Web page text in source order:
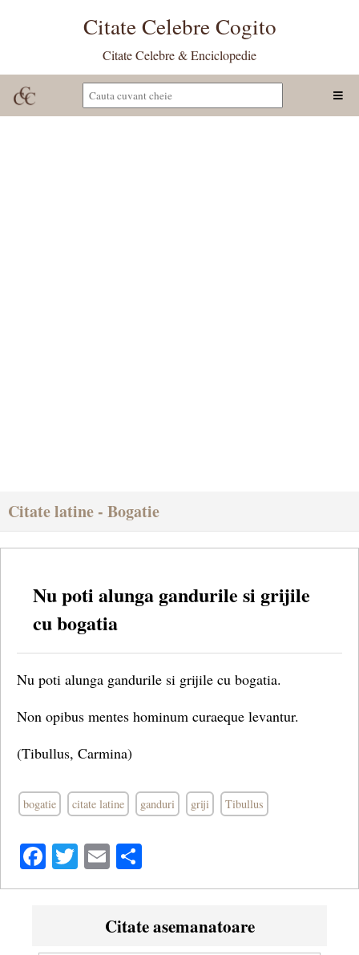
Citate Celebre Cogito
Citate Celebre & Enciclopedie
Citate latine - Bogatie
Nu poti alunga gandurile si grijile
cu bogatia
Nu poti alunga gandurile si grijile cu bogatia.
Non opibus mentes hominum curaeque levantur.
(Tibullus, Carmina)
bogatie citate latine ganduri griji Tibullus
Facebook
Twitter
Email
Citate asemanatoare